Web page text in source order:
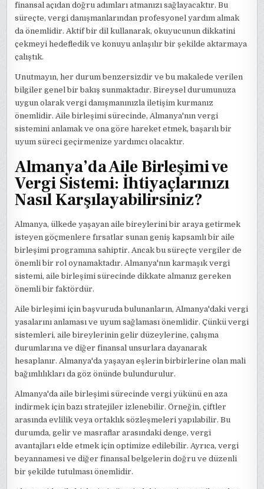
finansal açıdan doğru adımları atmanızı sağlayacaktır. Bu
süreçte, vergi danışmanlarından profesyonel yardım almak
da önemlidir. Aktif bir dil kullanarak, okuyucunun dikkatini
çekmeyi hedefledik ve konuyu anlaşılır bir şekilde aktarmaya
çalıştık.
Unutmayın, her durum benzersizdir ve bu makalede verilen
bilgiler genel bir bakış sunmaktadır. Bireysel durumunuza
uygun olarak vergi danışmanınızla iletişim kurmanız
önemlidir. Aile birleşimi sürecinde, Almanya'nın vergi
sistemini anlamak ve ona göre hareket etmek, başarılı bir
uyum süreci geçirmenize yardımcı olacaktır.
Almanya’da Aile Birleşimi ve
Vergi Sistemi: İhtiyaçlarınızı
Nasıl Karşılayabilirsiniz?
Almanya, ülkede yaşayan aile bireylerini bir araya getirmek
isteyen göçmenlere fırsatlar sunan geniş kapsamlı bir aile
birleşimi programına sahiptir. Ancak bu süreçte vergiler de
önemli bir rol oynamaktadır. Almanya'nın karmaşık vergi
sistemi, aile birleşimi sürecinde dikkate almanız gereken
önemli bir faktördür.
Aile birleşimi için başvuruda bulunanların, Almanya'daki vergi
yasalarını anlaması ve uyum sağlaması önemlidir. Çünkü vergi
sistemleri, aile bireylerinin gelir düzeylerine, çalışma
durumlarına ve diğer finansal unsurlara dayanarak
hesaplanır. Almanya'da yaşayan eşlerin birbirlerine olan mali
bağımlılıkları da göz önünde bulundurulur.
Almanya'da aile birleşimi sürecinde vergi yükünü en aza
indirmek için bazı stratejiler izlenebilir. Örneğin, çiftler
arasında evlilik veya ortaklık sözleşmeleri yapılabilir. Bu
durumda, gelir ve masraflar arasındaki denge, vergi
avantajları elde etmek için optimize edilebilir. Ayrıca, vergi
beyannamesi ve diğer finansal belgelerin doğru ve düzenli
bir şekilde tutulması önemlidir.